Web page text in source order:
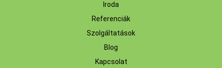
Iroda
Referenciák
Szolgáltatások
Blog
Kapcsolat